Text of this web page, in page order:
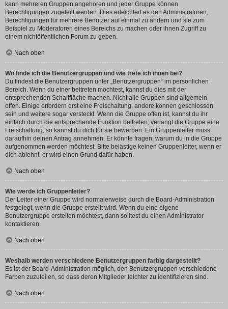
kann mehreren Gruppen angehören und jeder Gruppe können
Berechtigungen zugeteilt werden. Dies erleichtert es den Administratoren,
Berechtigungen für mehrere Benutzer auf einmal zu ändern und sie zum
Beispiel zu Moderatoren eines Bereichs zu machen oder ihnen Zugriff zu
einem nichtöffentlichen Forum zu geben.
Nach oben
Wo finde ich die Benutzergruppen und wie trete ich ihnen bei?
Du findest die Benutzergruppen unter „Benutzergruppen“ im persönlichen
Bereich. Wenn du einer beitreten möchtest, kannst du dies mit der
entsprechenden Schaltfläche machen. Nicht alle Gruppen sind allgemein
offen. Einige erfordern erst eine Freischaltung, andere können geschlossen
sein und weitere sogar versteckt. Wenn die Gruppe offen ist, kannst du ihr
einfach durch die entsprechende Funktion beitreten; verlangt die Gruppe eine
Freischaltung, so kannst du dich für sie bewerben. Ein Gruppenleiter muss
daraufhin deinen Antrag annehmen. Er könnte fragen, warum du in die Gruppe
aufgenommen werden möchtest. Bitte belästige keinen Gruppenleiter, wenn er
dich ablehnt, er wird einen Grund dafür haben.
Nach oben
Wie werde ich Gruppenleiter?
Der Leiter einer Gruppe wird normalerweise durch die Board-Administration
festgelegt, wenn die Gruppe erstellt wird. Wenn du eine eigene
Benutzergruppe erstellen möchtest, dann solltest du einen Administrator
kontaktieren.
Nach oben
Weshalb werden verschiedene Benutzergruppen farbig dargestellt?
Es ist der Board-Administration möglich, den Benutzergruppen verschiedene
Farben zuzuteilen, so dass deren Mitglieder leichter zu identifizieren sind.
Nach oben